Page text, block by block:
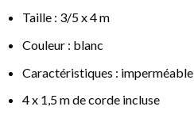
Taille : 3/5 x 4 m
Couleur : blanc
Caractéristiques : imperméable
4 x 1,5 m de corde incluse